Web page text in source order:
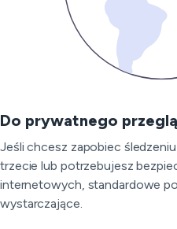
Do prywatnego
Jeśli chcesz zapobiec
trzecie lub potrzebujesz
internetowych, standardowe
wystarczające.